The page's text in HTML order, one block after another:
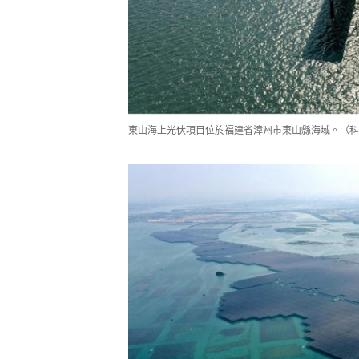
東山海上光伏項目位於福建省漳州市東山縣海域。（